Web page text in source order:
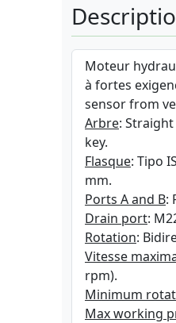
Moteur
à fortes
sensor from
Arbre:
key.
Flasque: Tipo
mm.
Ports A and B:
Drain port:
Rotation:
Vitesse
rpm).
Minimum
Max working